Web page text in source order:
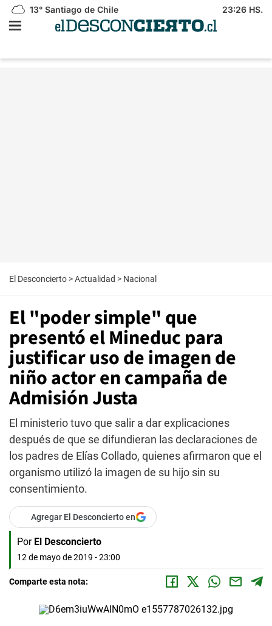
13° Santiago de Chile 23:26 HS.
El Desconcierto >Actualidad > Nacional
El "poder simple" que
presentó el Mineduc para
justificar uso de imagen de
niño actor en campaña de
Admisión Justa
El ministerio tuvo que salir a dar explicaciones
después de que se difundieran las declaraciones de
los padres de Elías Collado, quienes afirmaron que el
organismo utilizó la imagen de su hijo sin su
consentimiento.
Agregar El Desconcierto en
Por El Desconcierto
12 de mayo de 2019 - 23:00
Comparte esta nota: